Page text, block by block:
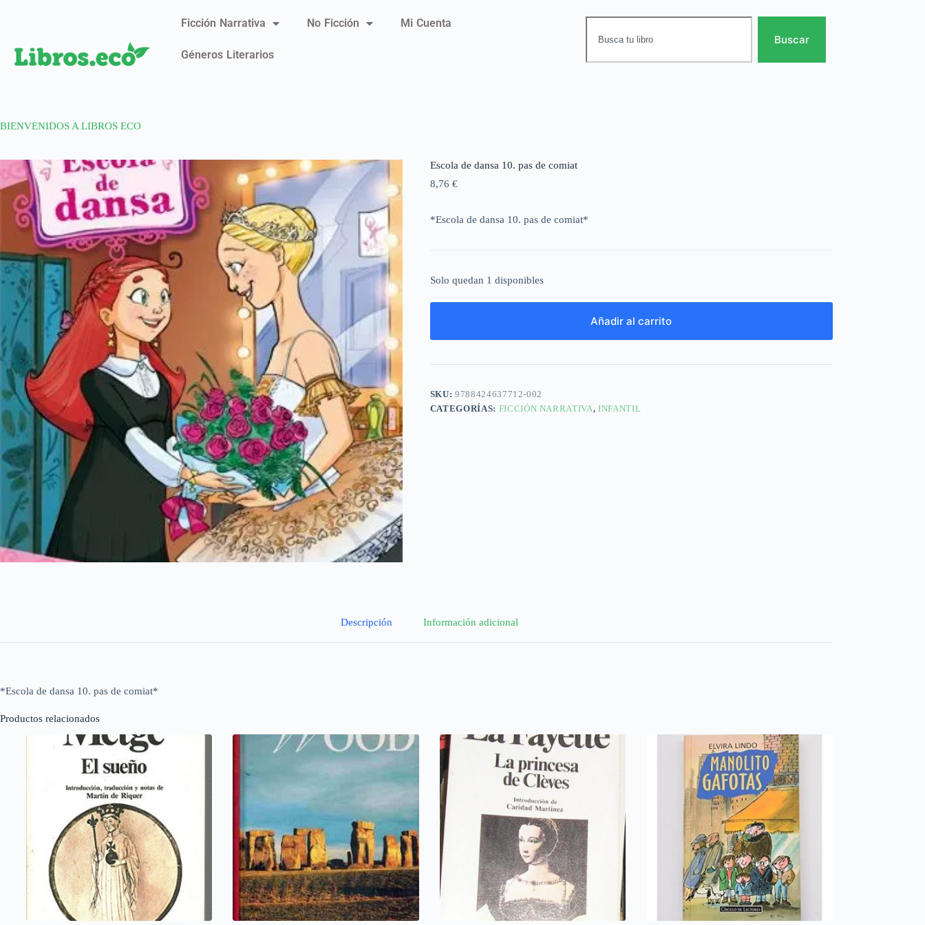
Ficción Narrativa No Ficción Mi Cuenta
Géneros Literarios
Buscar
BIENVENIDOS A LIBROS ECO
Escola de dansa 10. pas de comiat
8,76 €
*Escola de dansa 10. pas de comiat*
Solo quedan 1 disponibles
Añadir al carrito
SKU:9788424637712-002
CATEGORÍAS: FICCIÓN NARRATIVA, INFANTIL
Descripción Información adicional
*Escola de dansa 10. pas de comiat*
Productos relacionados